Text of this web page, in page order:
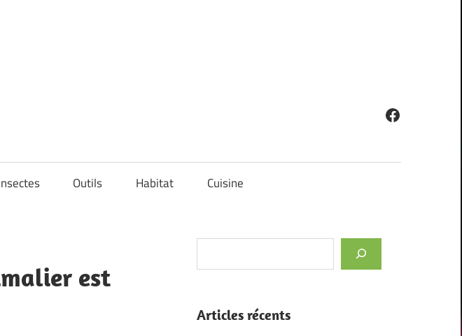
Facebook
Outils Habitat Cuisine
est
Articles récents